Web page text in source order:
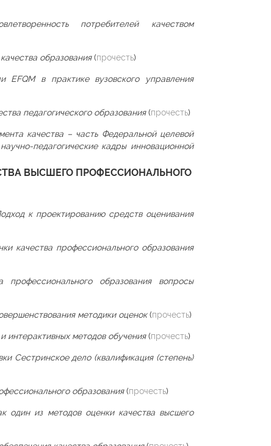
потребителей качеством
образования(прочесть)
EFQM в практике вузовского управления
педагогического образования(прочесть)
качества – часть Федеральной целевой
педагогические кадры инновационной
ВЫСШЕГО ПРОФЕССИОНАЛЬНОГО
к проектированию средств оценивания
качества профессионального образования
образования вопросы
методики оценок(прочесть)
интерактивных методов обучения(прочесть)
Сестринское дело (квалификация (степень)
образования(прочесть)
один из методов оценки качества высшего